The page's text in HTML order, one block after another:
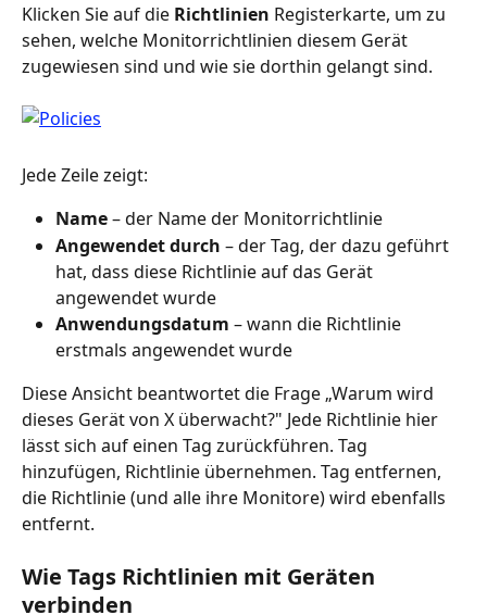
Klicken Sie auf die Richtlinien Registerkarte, um zu
sehen, welche Monitorrichtlinien diesem Gerät
zugewiesen sind und wie sie dorthin gelangt sind.
Jede Zeile zeigt:
Name – der Name der Monitorrichtlinie
Angewendet durch – der Tag, der dazu geführt
hat, dass diese Richtlinie auf das Gerät
angewendet wurde
Anwendungsdatum – wann die Richtlinie
erstmals angewendet wurde
Diese Ansicht beantwortet die Frage „Warum wird
dieses Gerät von X überwacht?" Jede Richtlinie hier
lässt sich auf einen Tag zurückführen. Tag
hinzufügen, Richtlinie übernehmen. Tag entfernen,
die Richtlinie (und alle ihre Monitore) wird ebenfalls
entfernt.
Wie Tags Richtlinien mit Geräten
verbinden